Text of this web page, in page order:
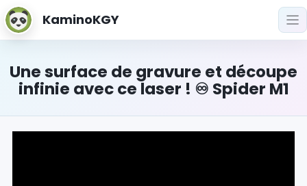
KaminoKGY
Une surface de gravure et découpe
infinie avec ce laser ! ♾️ Spider M1